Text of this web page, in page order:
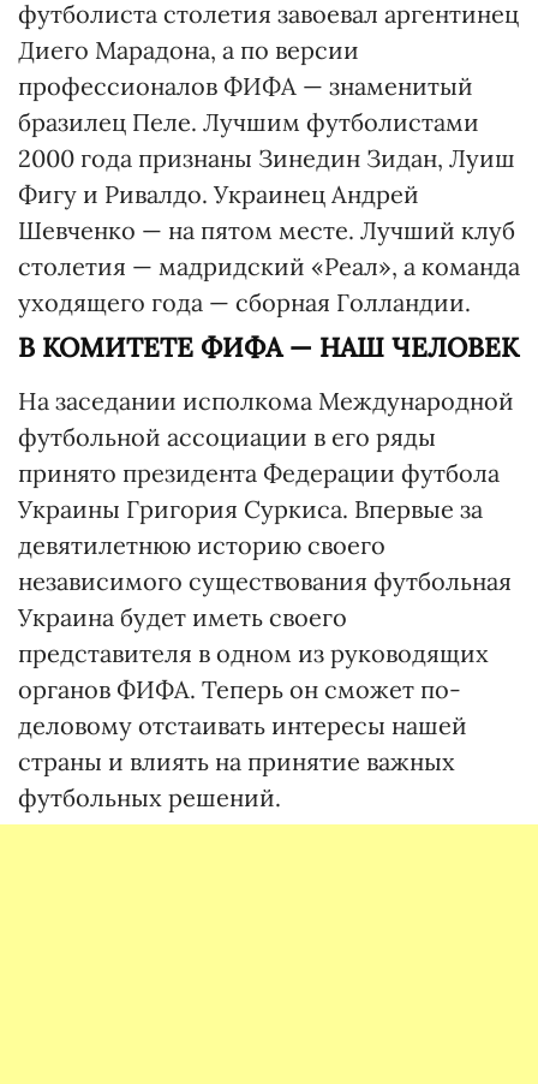
футболиста столетия завоевал аргентинец
Диего Марадона, а по версии
профессионалов ФИФА — знаменитый
бразилец Пеле. Лучшим футболистами
2000 года признаны Зинедин Зидан, Луиш
Фигу и Ривалдо. Украинец Андрей
Шевченко — на пятом месте. Лучший клуб
столетия — мадридский «Реал», а команда
уходящего года — сборная Голландии.
В КОМИТЕТЕ ФИФА — НАШ ЧЕЛОВЕК
На заседании исполкома Международной
футбольной ассоциации в его ряды
принято президента Федерации футбола
Украины Григория Суркиса. Впервые за
девятилетнюю историю своего
независимого существования футбольная
Украина будет иметь своего
представителя в одном из руководящих
органов ФИФА. Теперь он сможет по-
деловому отстаивать интересы нашей
страны и влиять на принятие важных
футбольных решений.